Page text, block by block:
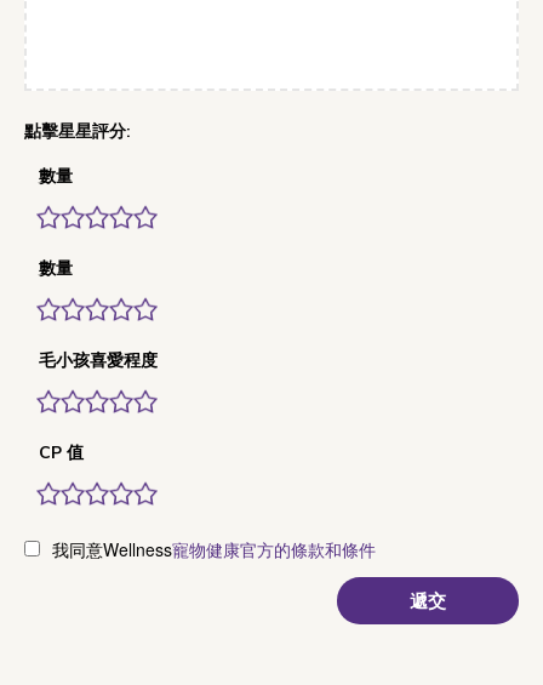
數量
數量
毛小孩喜愛程度
CP 值
我同意Wellness寵物健康官方的條款和條件